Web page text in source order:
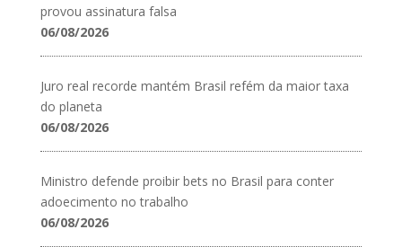
provou assinatura falsa
06/08/2026
Juro real recorde mantém Brasil refém da maior taxa
do planeta
06/08/2026
Ministro defende proibir bets no Brasil para conter
adoecimento no trabalho
06/08/2026